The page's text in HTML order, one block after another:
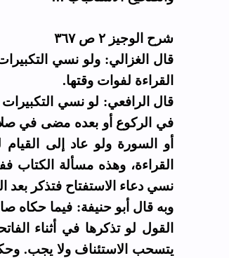
شرح الوجيز ٢ ص ٣٦٧
قال الغزالي: ولو نسي
القراءة لفوات وقتها.
قال الرافعي: لو نسي
في الركوع أو بعده مضى في
أو السورة ولو عاد إلى
القراءة، وهذه مسألة الكتاب
نسي دعاء الاستفتاح فتذكر بعد
وبه قال أبو حنيفة: فيما حكاه
القول لو تذكرها في أثناء
يتسحب الاستئناف ولا يجب.